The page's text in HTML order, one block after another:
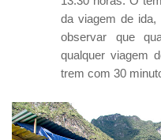
da viagem de
observar que
qualquer viagem
trem com 30